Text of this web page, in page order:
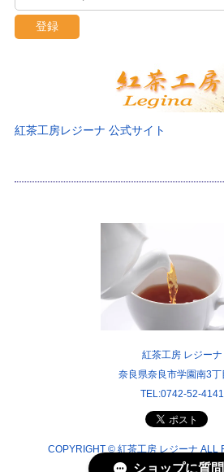
登録
紅茶工房レジーナ 公式サイト
紅茶工房 レジーナ
奈良県奈良市学園南3丁
TEL:0742-52-4141
COPYRIGHT © 紅茶工房 レジーナ ALL
ショップに質